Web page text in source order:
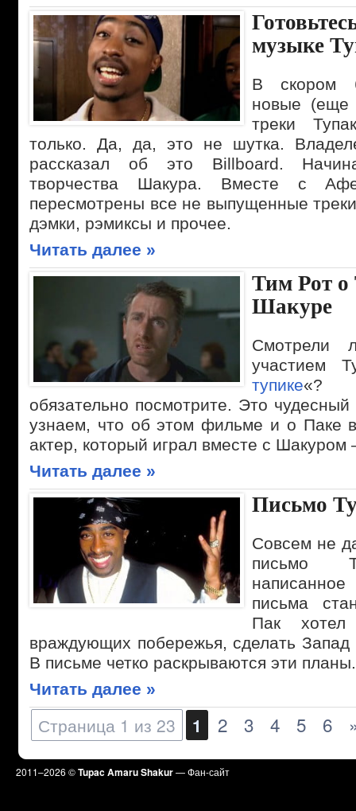
музыке
В скором
новые (еще
треки
только. Да, да, это не шутка.
рассказал об это Billboard.
творчества Шакура. Вместе с
пересмотрены все не выпущенные
дэмки, рэмиксы и прочее.
Читать далее »
Тим Рот о
Шакуре
участием
тупике«?
обязательно посмотрите. Это
узнаем, что об этом фильме и о Паке
актер, который играл вместе с
Читать далее »
Письмо
Совсем не
письмо
письма
Пак хотел
враждующих побережья, сделать
В письме четко раскрываются эти планы.
Читать далее »
Страница 1 из 23 1 2 3 4 5 6
2011–2026 ©Tupac Amaru Shakur— Фан-сайт